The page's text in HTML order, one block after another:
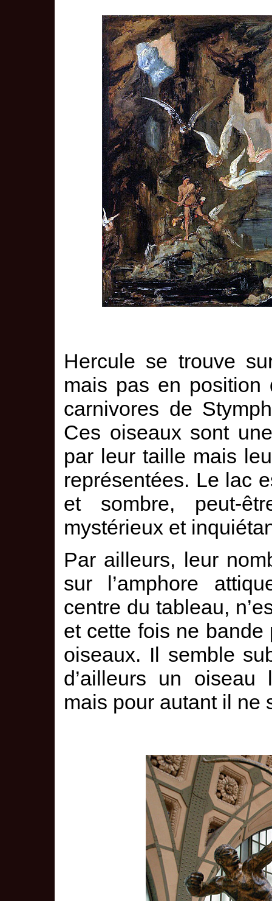
Hercule se trouve
mais pas en position
carnivores de
Ces oiseaux sont
par leur taille mais
représentées. Le lac
et sombre, peut-
mystérieux et
Par ailleurs, leur
sur l’amphore
centre du tableau,
et cette fois ne
oiseaux. Il semble
d’ailleurs un
mais pour autant il ne